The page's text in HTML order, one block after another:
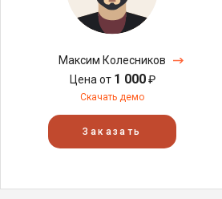
Максим Колесников
Цена от 1 000₽
Скачать демо
Заказать